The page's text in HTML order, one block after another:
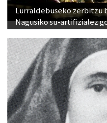
Lurraldebuseko zerbitzu
Nagusiko su-artifizialez